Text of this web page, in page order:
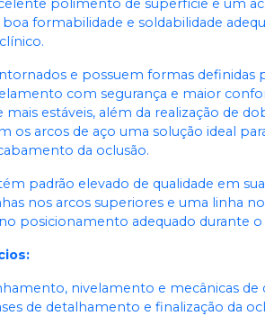
Ver info
- 52.50.2518
- 52.50.2519
Ver info
polimento de superfície e um
formabilidade e soldabilidade
e possuem formas definidas
com segurança e maior
mais estáveis, além da realização de
os arcos de aço uma solução ideal
da oclusão.
padrão elevado de qualidade em
nos arcos superiores e uma linha
posicionamento adequado durante
nivelamento e mecânicas de
de detalhamento e finalização da